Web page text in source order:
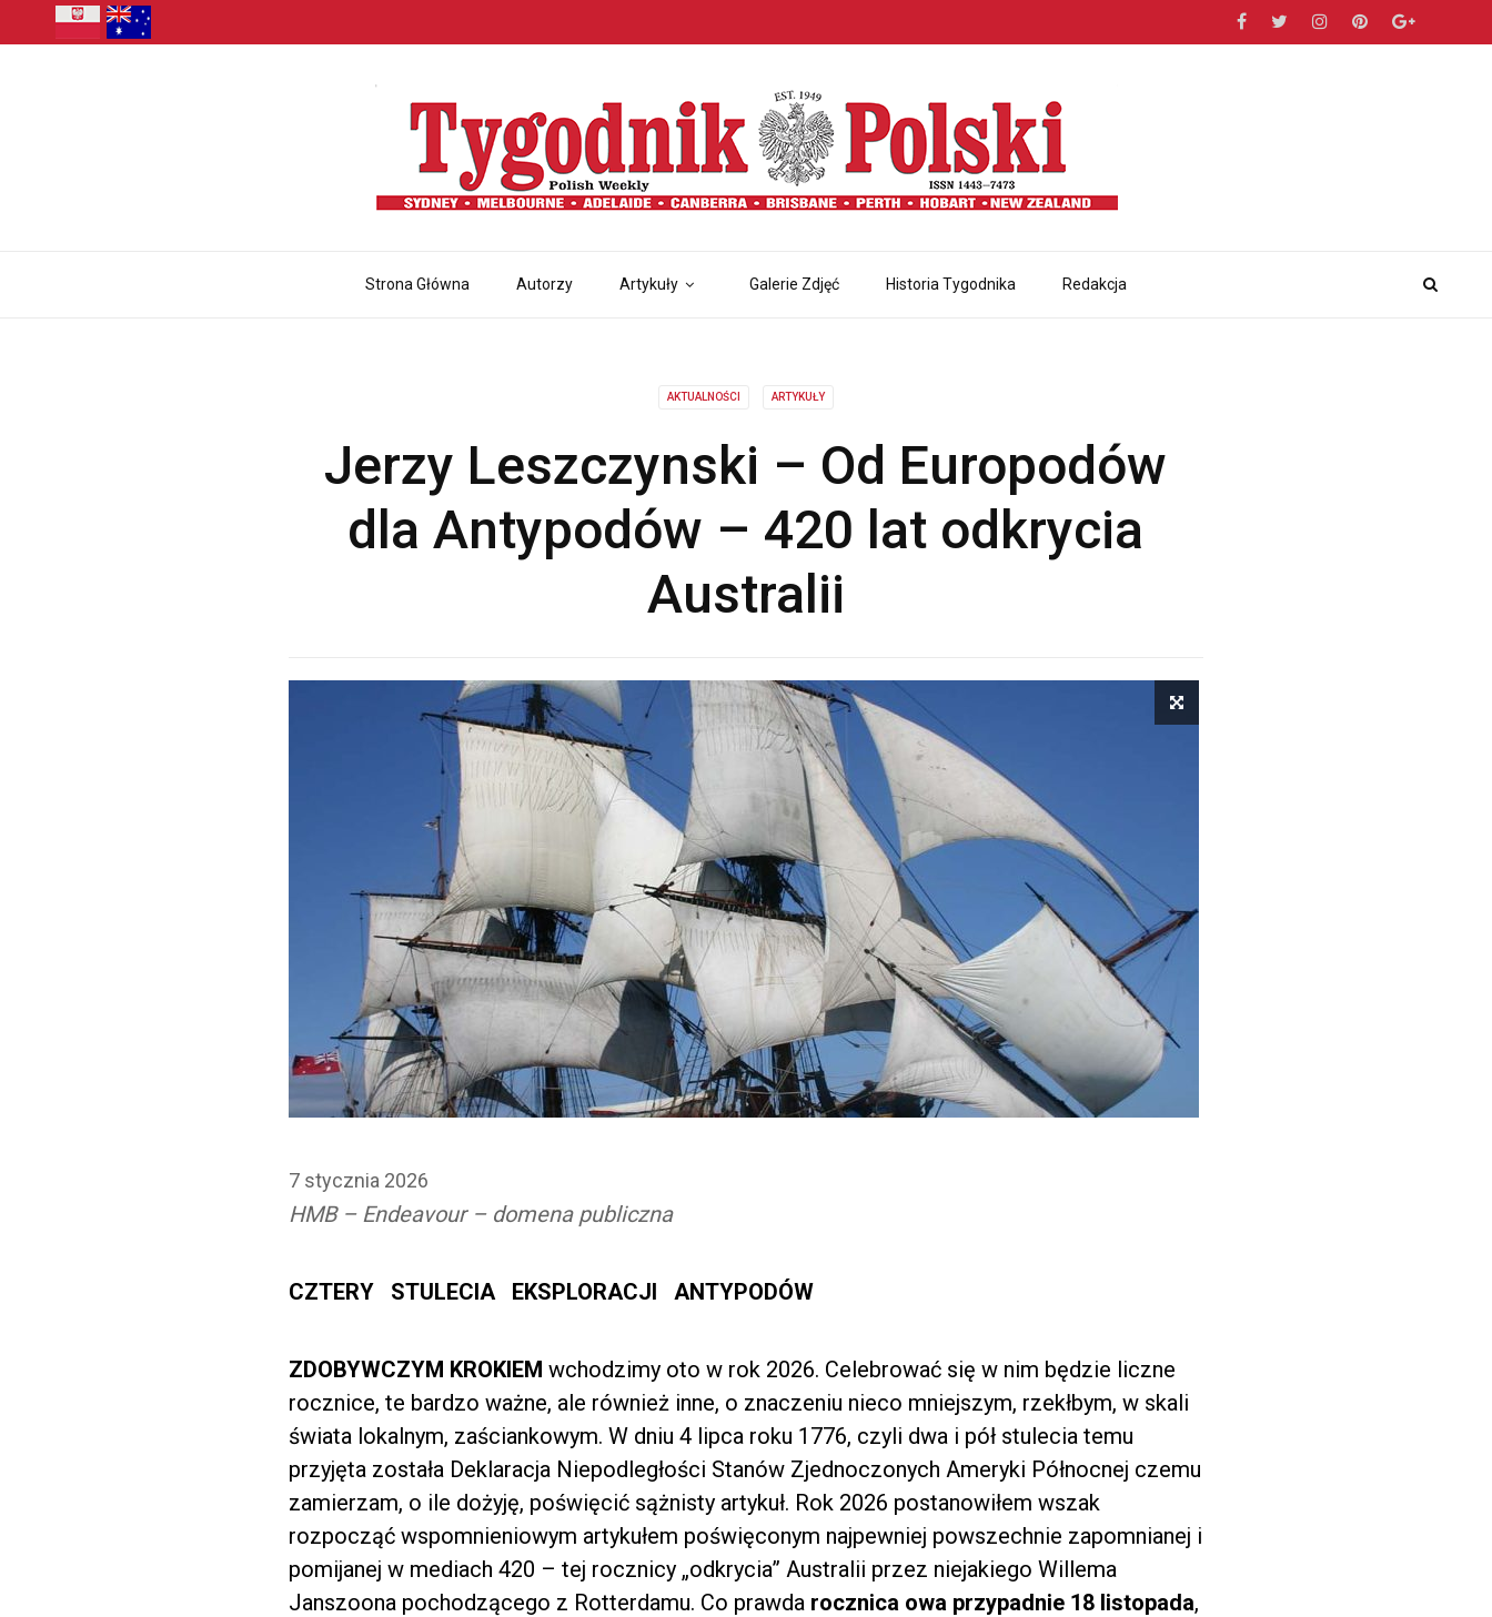
Strona Główna Autorzy Artykuły Galerie Zdjęć Historia Tygodnika Redakcja
AKTUALNOŚCI ARTYKUŁY
Jerzy Leszczynski – Od Europodów
dla Antypodów – 420 lat odkrycia
Australii
7 stycznia 2026
HMB – Endeavour – domena publiczna
CZTERY STULECIA EKSPLORACJI ANTYPODÓW
ZDOBYWCZYM KROKIEMwchodzimy oto w rok 2026. Celebrować się w nim będzie liczne
rocznice, te bardzo ważne, ale również inne, o znaczeniu nieco mniejszym, rzekłbym, w skali
świata lokalnym, zaściankowym. W dniu 4 lipca roku 1776, czyli dwa i pół stulecia temu
przyjęta została Deklaracja Niepodległości Stanów Zjednoczonych Ameryki Północnej czemu
zamierzam, o ile dożyję, poświęcić sążnisty artykuł. Rok 2026 postanowiłem wszak
rozpocząć wspomnieniowym artykułem poświęconym najpewniej powszechnie zapomnianej i
pomijanej w mediach 420 – tej rocznicy „odkrycia” Australii przez niejakiego Willema
Janszoona pochodzącego z Rotterdamu. Co prawda rocznica owa przypadnie 18 listopada,